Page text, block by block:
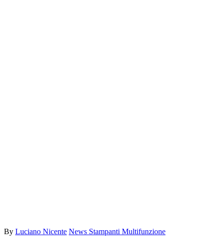
By Luciano Nicente News Stampanti Multifunzione